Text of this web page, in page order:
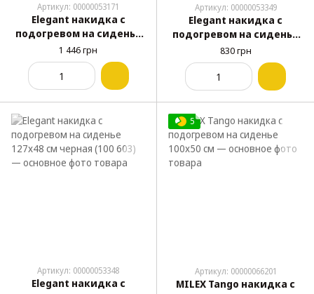
Артикул: 00000053171
Elegant накидка с
подогревом на сиденье
105x50см черная (100 601)
1 446 грн
Артикул: 00000053349
Elegant накидка с
подогревом на сиденье
145x100 см (100 604)
830 грн
Артикул: 00000053348
Elegant накидка с
5
Артикул: 00000066201
MILEX Tango накидка с